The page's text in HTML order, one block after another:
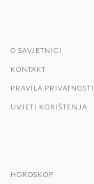
O SAVJETNICI
KONTAKT
PRAVILA PRIVATNOSTI
UVJETI KORIŠTENJA
HOROSKOP